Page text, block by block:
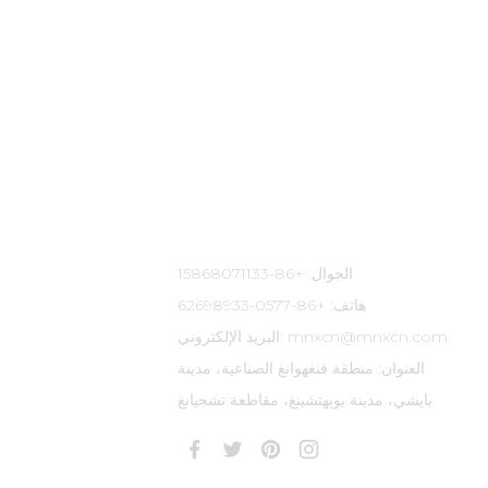
الجوال: +86-15868071133
هاتف: +86-0577-62698933
البريد الإلكتروني: mnxcn@mnxcn.com
العنوان: منطقة فنغهوانغ الصناعية، مدينة
بايشي، مدينة يويهتشينغ، مقاطعة تشجيانغ